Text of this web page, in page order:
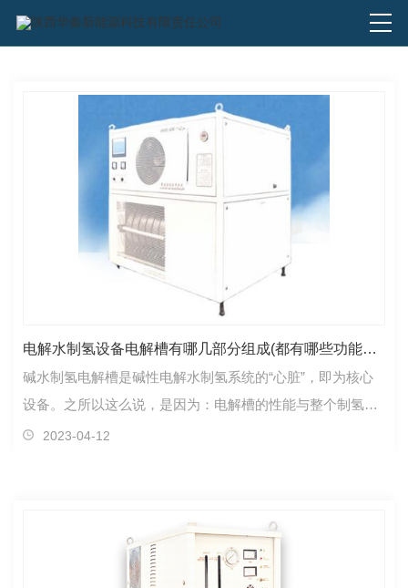
电解水制氢设备电解槽有哪几部分组成(都有哪些功能特点)
碱水制氢电解槽是碱性电解水制氢系统的“心脏”，即为核心
设备。之所以这么说，是因为：电解槽的性能与整个制氢系
统的制氢效率有着直接的关系电解槽的制造成本在整个设备
2023-04-12